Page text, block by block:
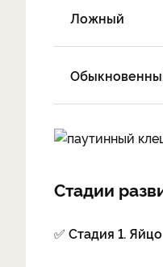
Ложный
Стадии
✅ Стадия 1. Яйцо